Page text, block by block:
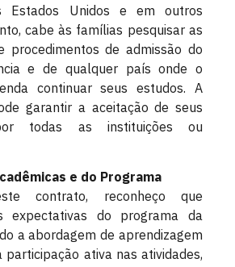
Estados Unidos e em outros
cabe às famílias pesquisar as
procedimentos de admissão do
e de qualquer país onde o
continuar seus estudos. A
garantir a aceitação de seus
todas as instituições ou
e do Programa
contrato, reconheço que
expectativas do programa da
a abordagem de aprendizagem
participação ativa nas atividades,